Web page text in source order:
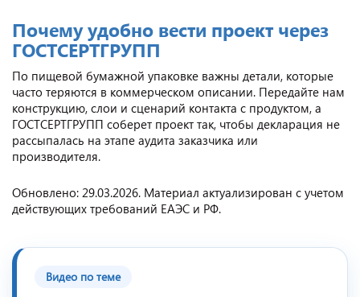
Почему удобно вести проект через
ГОСТСЕРТГРУПП
По пищевой бумажной упаковке важны детали, которые
часто теряются в коммерческом описании. Передайте нам
конструкцию, слои и сценарий контакта с продуктом, а
ГОСТСЕРТГРУПП соберет проект так, чтобы декларация не
рассыпалась на этапе аудита заказчика или
производителя.
Обновлено: 29.03.2026. Материал актуализирован с учетом
действующих требований ЕАЭС и РФ.
Видео по теме